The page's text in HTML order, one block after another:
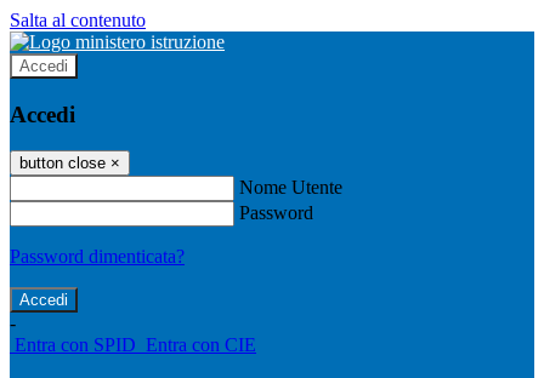
Salta al contenuto
Accedi
Accedi
button close ×
Nome Utente
Password
Password dimenticata?
-
Entra con SPID Entra con CIE